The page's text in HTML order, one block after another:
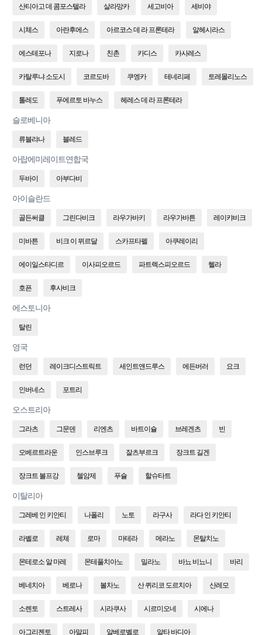
산티아고 데 콤포스텔라 살라망카 세고비아 세비야
시체스 아란후에스 아르코스 데 라 프론테라 알헤시라스
에스테포나 지로나 친촌 카디스 카사레스
카탈루냐 소도시 코르도바 쿠엥카 테네리페 토레몰리노스
톨레도 푸에르토 바누스 헤레스 데 라 프론테라
슬로베니아
류블랴나 블레드
아랍에미레이트연합국
두바이 아부다비
아이슬란드
골든써클 그린다비크 라우가바키 라우가바튼 레이캬비크
미바튼 비크 이 뮈르달 스카프타펠 아쿠레이리
에이일스타디르 이사피오르드 파트렉스피오르드 헬라
호픈 후사비크
에스토니아
탈린
영국
런던 레이크디스트릭트 세인트앤드루스 에든버러 요크
인버네스 포트리
오스트리아
그라츠 그문덴 리엔츠 바트이슐 브레겐츠 빈
오베르트라운 인스브루크 잘츠부르크 장크트 길겐
장크트 볼프강 첼암제 푸슐 할슈타트
이탈리아
그레베 인 키안티 나폴리 노토 라구사 라다 인 키안티
라벨로 레체 로마 마테라 메라노 몬탈치노
몬테로소 알 마레 몬테풀치아노 밀라노 바뇨 비뇨니 바리
베네치아 베로나 볼차노 산 퀴리코 도르치아 산레모
소렌토 스트레사 시라쿠사 시르미오네 시에나
아그리젠토 아말피 알베로벨로 알타 바디아